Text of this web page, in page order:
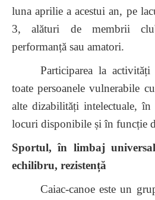
luna aprilie a acestui an, pe
3, alături de membrii
performanță sau amatori.
Participarea la
toate persoanele vulnerabile
alte dizabilități intelectuale,
locuri disponibile și în funcție
Sportul, în limbaj
echilibru, rezistență
Caiac-canoe este un